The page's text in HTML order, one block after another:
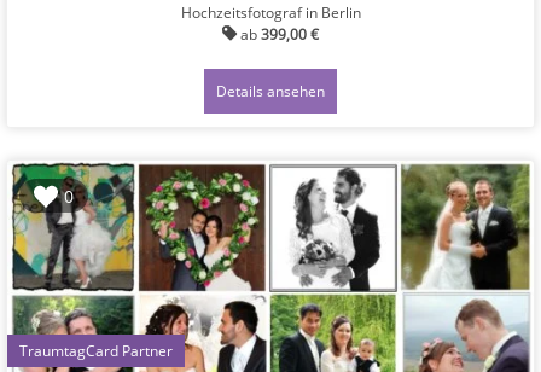
Hochzeitsfotografin Berlin
ab399,00 €
Details ansehen
0
1